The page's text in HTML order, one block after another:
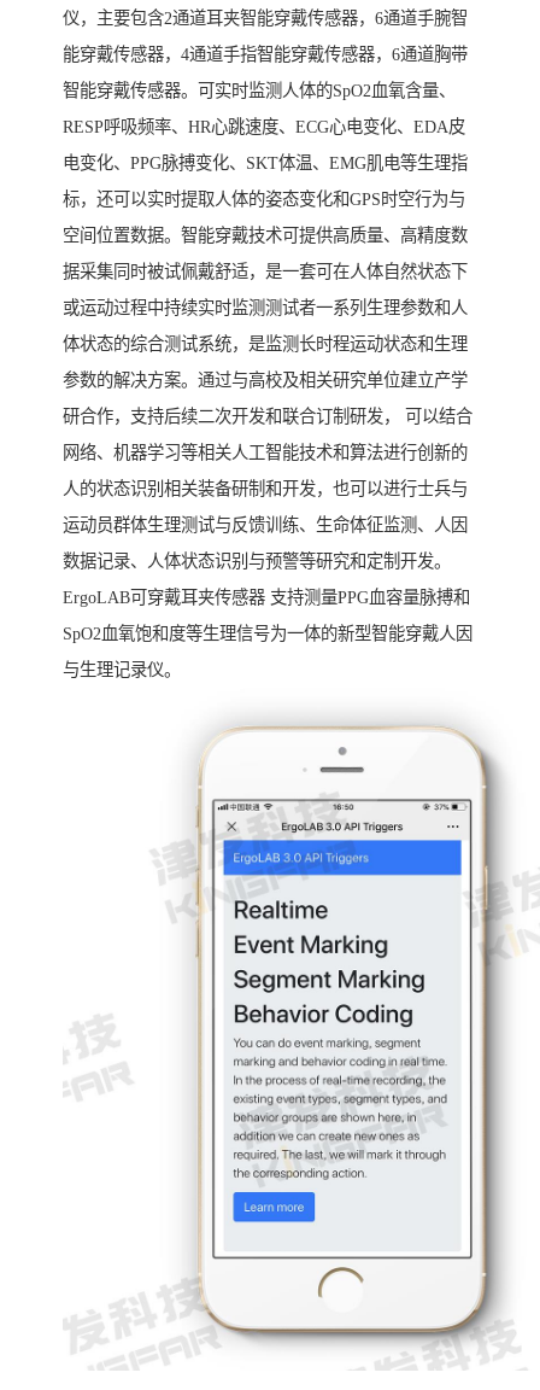
仪，主要包含2通道耳夹智能穿戴传感器，6通道手腕智
能穿戴传感器，4通道手指智能穿戴传感器，6通道胸带
智能穿戴传感器。可实时监测人体的SpO2血氧含量、
RESP呼吸频率、HR心跳速度、ECG心电变化、EDA皮
电变化、PPG脉搏变化、SKT体温、EMG肌电等生理指
标，还可以实时提取人体的姿态变化和GPS时空行为与
空间位置数据。智能穿戴技术可提供高质量、高精度数
据采集同时被试佩戴舒适，是一套可在人体自然状态下
或运动过程中持续实时监测测试者一系列生理参数和人
体状态的综合测试系统，是监测长时程运动状态和生理
参数的解决方案。通过与高校及相关研究单位建立产学
研合作，支持后续二次开发和联合订制研发， 可以结合
网络、机器学习等相关人工智能技术和算法进行创新的
人的状态识别相关装备研制和开发，也可以进行士兵与
运动员群体生理测试与反馈训练、生命体征监测、人因
数据记录、人体状态识别与预警等研究和定制开发。
ErgoLAB可穿戴耳夹传感器 支持测量PPG血容量脉搏和
SpO2血氧饱和度等生理信号为一体的新型智能穿戴人因
与生理记录仪。